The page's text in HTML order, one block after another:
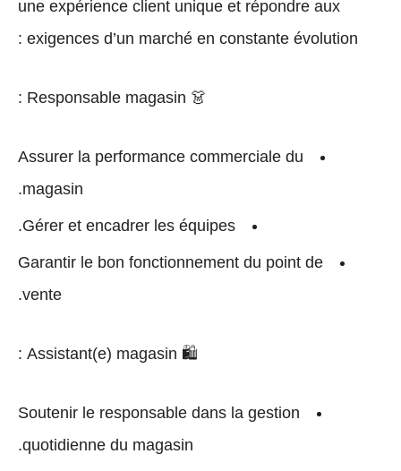
une expérience client unique et répondre aux
exigences d’un marché en constante évolution :
👗
Responsable magasin
:
Assurer la performance commerciale du
magasin.
Gérer et encadrer les équipes.
Garantir le bon fonctionnement du point de
vente.
🛍
Assistant(e) magasin
:
Soutenir le responsable dans la gestion
quotidienne du magasin.